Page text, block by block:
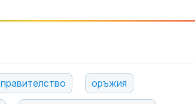
правителство оръжия